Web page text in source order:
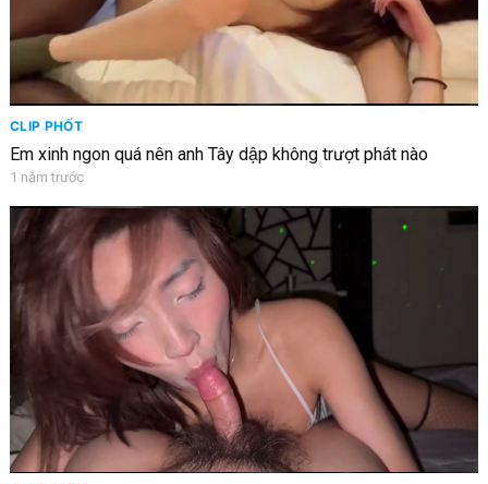
CLIP PHỐT
Em xinh ngon quá nên anh Tây dập không trượt phát nào
1 năm trước